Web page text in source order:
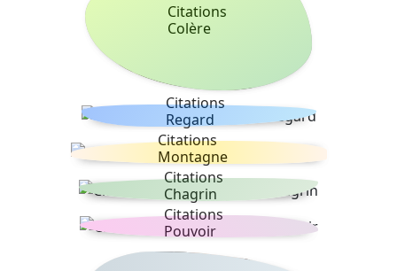
Citations
Colère
Citations
Regard
Citations
Montagne
Citations
Chagrin
Citations
Pouvoir